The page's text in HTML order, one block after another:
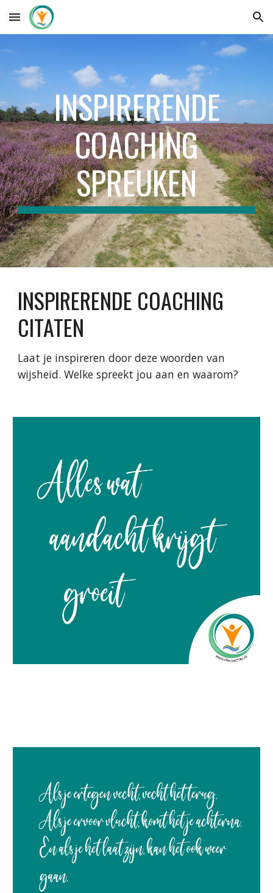
Skip to main content Skip to navigation
INSPIRERENDE
COACHING
SPREUKEN
INSPIRERENDE COACHING
CITATEN
Laat je inspireren door deze woorden van
wijsheid. Welke spreekt jou aan en waarom?